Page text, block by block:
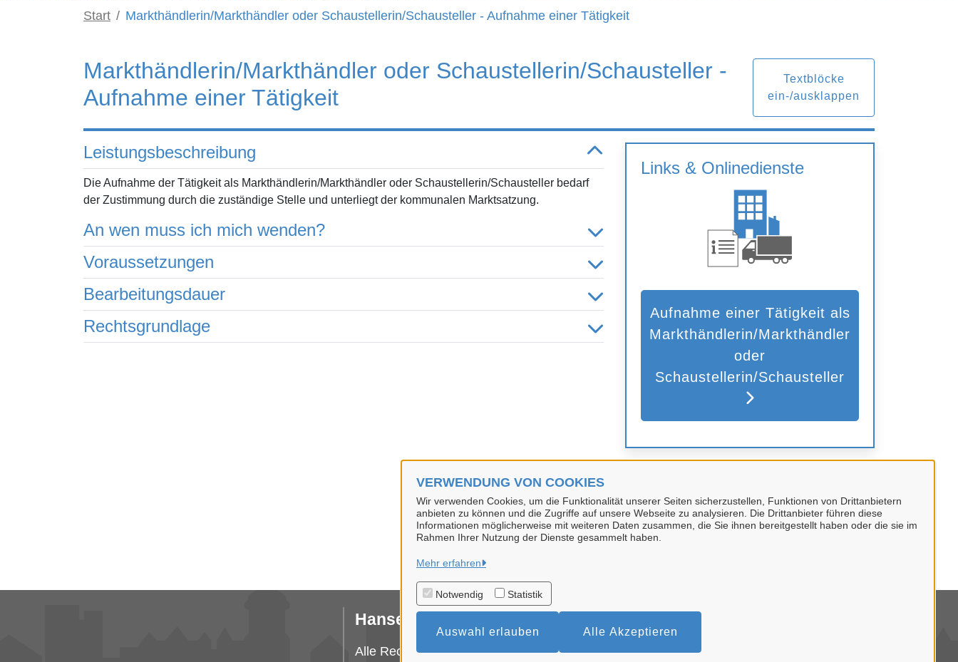
VERWENDUNG VON COOKIES
Wir verwenden Cookies, um die Funktionalität unserer Seiten sicherzustellen, Funktionen von Drittanbietern
anbieten zu können und die Zugriffe auf unsere Webseite zu analysieren. Die Drittanbieter führen diese
Informationen möglicherweise mit weiteren Daten zusammen, die Sie ihnen bereitgestellt haben oder die sie im
Rahmen Ihrer Nutzung der Dienste gesammelt haben.
Mehr erfahren
Notwendig Statistik
Auswahl erlauben Alle Akzeptieren
Start Markthändlerin/Markthändler oder Schaustellerin/Schausteller - Aufnahme einer Tätigkeit
Markthändlerin/Markthändler oder Schaustellerin/Schausteller -
Aufnahme einer Tätigkeit
Textblöcke
ein-/ausklappen
Leistungsbeschreibung
Die Aufnahme der Tätigkeit als Markthändlerin/Markthändler oder Schaustellerin/Schausteller bedarf
der Zustimmung durch die zuständige Stelle und unterliegt der kommunalen Marktsatzung.
An wen muss ich mich wenden?
Voraussetzungen
Bearbeitungsdauer
Rechtsgrundlage
Links & Onlinedienste
Aufnahme einer Tätigkeit als
Markthändlerin/Markthändler
oder
Schaustellerin/Schausteller
Ordnungs- und
Gewerbewesen
Hansestadt Uelzen
Alle Rechte vorbehalten
Datenschutzerklärung